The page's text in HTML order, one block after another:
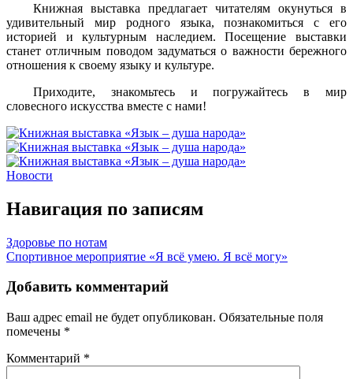
Книжная выставка предлагает читателям окунуться в
удивительный мир родного языка, познакомиться с его
историей и культурным наследием. Посещение выставки
станет отличным поводом задуматься о важности бережного
отношения к своему языку и культуре.
Приходите, знакомьтесь и погружайтесь в мир
словесного искусства вместе с нами!
Новости
Навигация по записям
Здоровье по нотам
Спортивное мероприятие «Я всё умею. Я всё могу»
Добавить комментарий
Ваш адрес email не будет опубликован. Обязательные поля
помечены *
Комментарий *